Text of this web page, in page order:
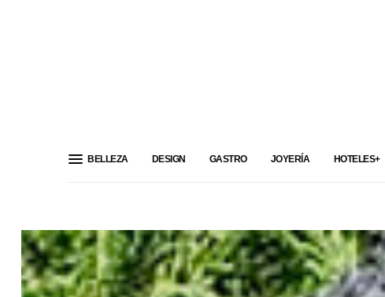
BELLEZA DESIGN GASTRO JOYERÍA HOTELES+